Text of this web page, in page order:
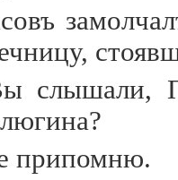
слышали,
припомню.